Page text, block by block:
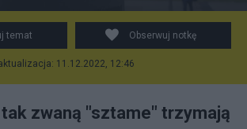
temat Obserwuj notkę
11.12.2022, 12:46
zwaną "sztame" trzymają